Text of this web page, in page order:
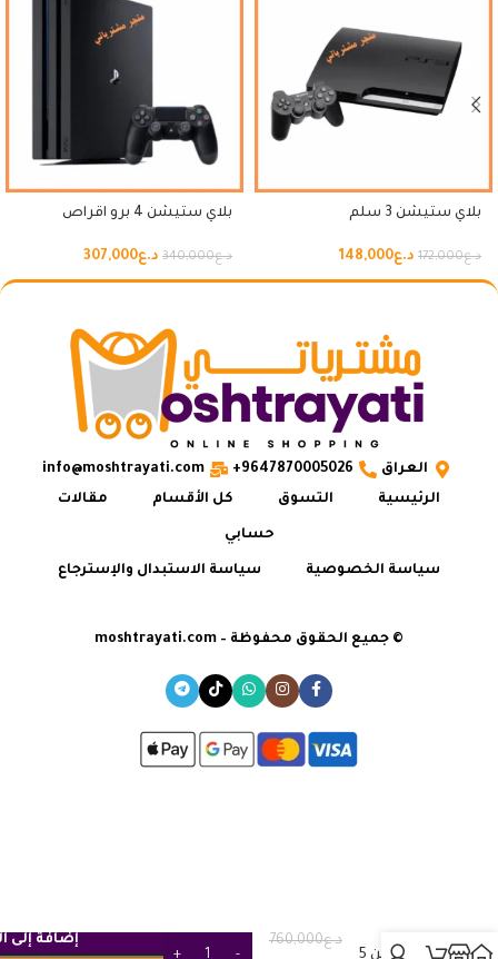
بلاي ستيشن 3 سلم
د.ع172,000 د.ع148,000
بلاي ستيشن 4 برو اقراص
د.ع340,000 د.ع307,000
العراق 9647870005026+
info@moshtrayati.com
الرئيسية
التسوق كل الأقسام مقالات
حسابي
سياسة الخصوصية سياسة الاستبدال والإسترجاع
© جميع الحقوق محفوظة – moshtrayati.com
ستيشن 5
د.ع760,000 إضافة إلى